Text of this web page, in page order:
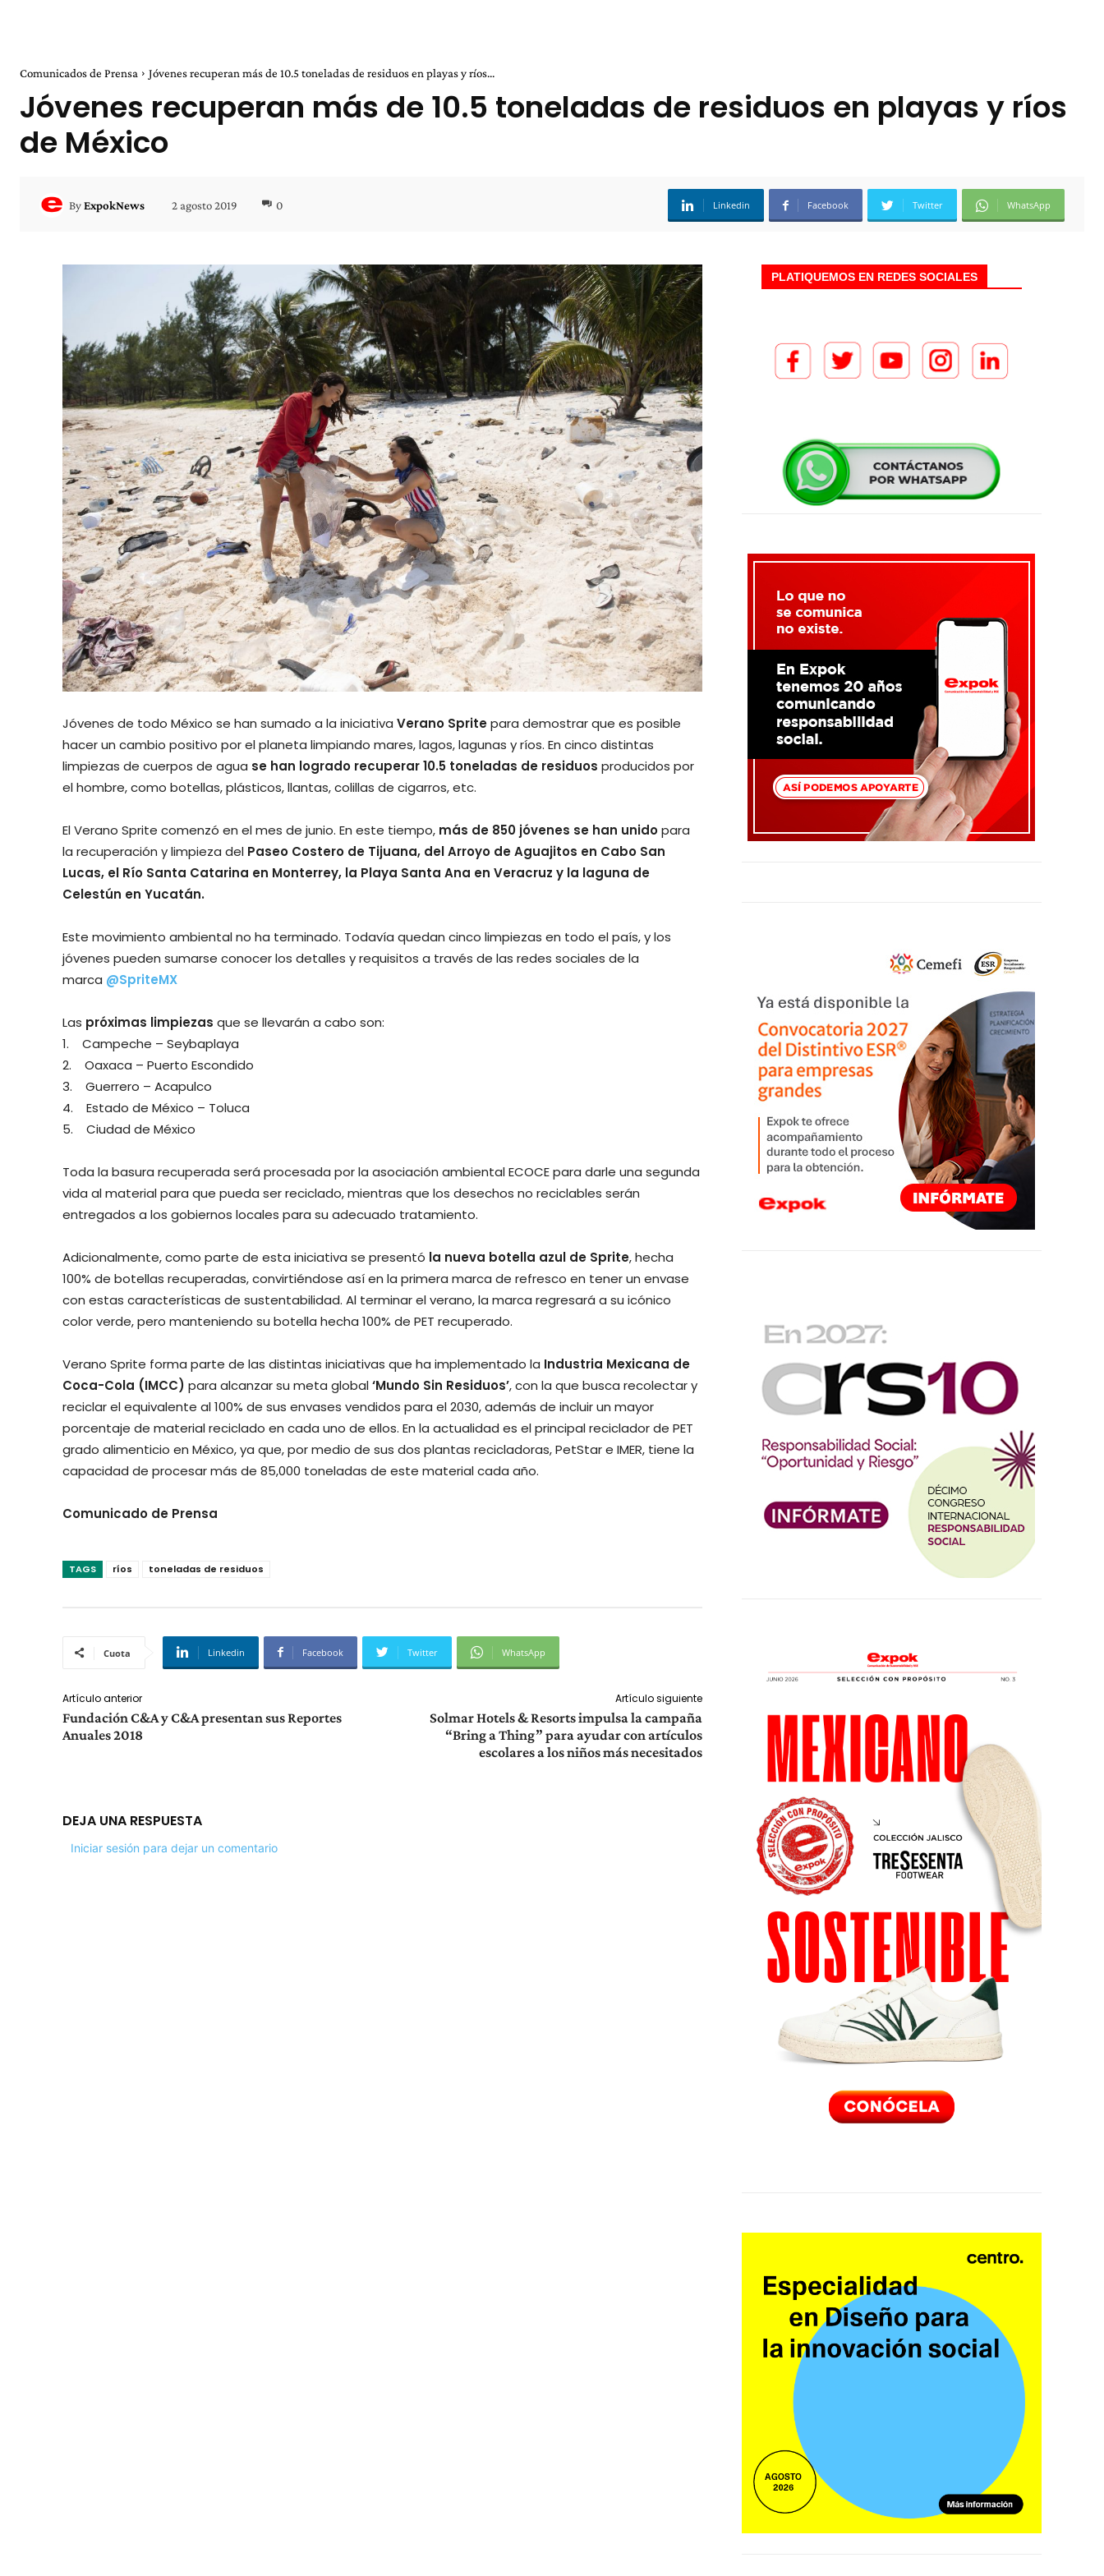
Comunicados de Prensa Jóvenes recuperan más de 10.5 toneladas de residuos en playas y ríos...
Jóvenes recuperan más de 10.5 toneladas de residuos en playas y ríos
de México
ByExpokNews 2 agosto 2019 0 Linkedin Facebook Twitter WhatsApp
Jóvenes de todo México se han sumado a la iniciativa Verano Spritepara demostrar que es posible
hacer un cambio positivo por el planeta limpiando mares, lagos, lagunas y ríos. En cinco distintas
limpiezas de cuerpos de agua se han logrado recuperar 10.5 toneladas de residuos producidos por
el hombre, como botellas, plásticos, llantas, colillas de cigarros, etc.
El Verano Sprite comenzó en el mes de junio. En este tiempo, más de 850 jóvenes se han unidopara
la recuperación y limpieza del Paseo Costero de Tijuana, del Arroyo de Aguajitos en Cabo San
Lucas, el Río Santa Catarina en Monterrey, la Playa Santa Ana en Veracruz y la laguna de
Celestún en Yucatán.
Este movimiento ambiental no ha terminado. Todavía quedan cinco limpiezas en todo el país, y los
jóvenes pueden sumarse conocer los detalles y requisitos a través de las redes sociales de la
marca @SpriteMX
Las próximas limpiezas que se llevarán a cabo son:
1. Campeche – Seybaplaya
2. Oaxaca – Puerto Escondido
3. Guerrero – Acapulco
4. Estado de México – Toluca
5. Ciudad de México
Toda la basura recuperada será procesada por la asociación ambiental ECOCE para darle una segunda
vida al material para que pueda ser reciclado, mientras que los desechos no reciclables serán
entregados a los gobiernos locales para su adecuado tratamiento.
Adicionalmente, como parte de esta iniciativa se presentó la nueva botella azul de Sprite, hecha
100% de botellas recuperadas, convirtiéndose así en la primera marca de refresco en tener un envase
con estas características de sustentabilidad. Al terminar el verano, la marca regresará a su icónico
color verde, pero manteniendo su botella hecha 100% de PET recuperado.
Verano Sprite forma parte de las distintas iniciativas que ha implementado la Industria Mexicana de
Coca-Cola (IMCC) para alcanzar su meta global‘Mundo Sin Residuos’, con la que busca recolectar y
reciclar el equivalente al 100% de sus envases vendidos para el 2030, además de incluir un mayor
porcentaje de material reciclado en cada uno de ellos. En la actualidad es el principal reciclador de PET
grado alimenticio en México, ya que, por medio de sus dos plantas recicladoras, PetStar e IMER, tiene la
capacidad de procesar más de 85,000 toneladas de este material cada año.
Comunicado de Prensa
TAGS ríos toneladas de residuos
Cuota Linkedin Facebook Twitter WhatsApp
Artículo anterior
Fundación C&A y C&A presentan sus Reportes
Anuales 2018
Artículo siguiente
Solmar Hotels & Resorts impulsa la campaña
“Bring a Thing” para ayudar con artículos
escolares a los niños más necesitados
DEJA UNA RESPUESTA
Iniciar sesión para dejar un comentario
PLATIQUEMOS EN REDES SOCIALES